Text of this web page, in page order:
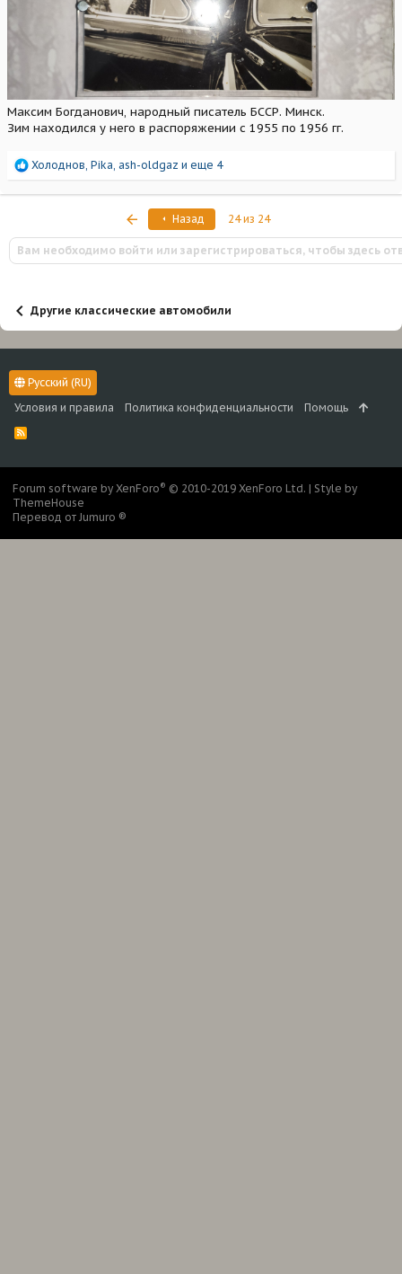
Максим Богданович, народный писатель БССР. Минск.
Зим находился у него в распоряжении с 1955 по 1956 гг.
Р
а
и
и
:
Холоднов Pika ash-oldgaz и еще 4
ПервыйНазад 24 из 24
Вам необходимо войти или зарегистрироваться, чтобы здесь
Другие классические автомобили
Русский (RU)
Условия и правила
Политика конфиденциальности Помощь
R
S
Forum software by XenForo® © 2010-2019 XenForo Ltd. | Style by
ThemeHouse
Перевод от Jumuro ®